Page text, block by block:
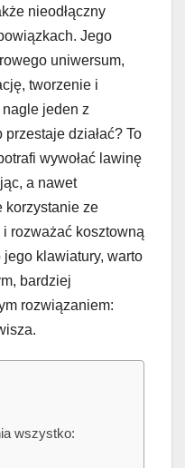
nieodłączny
Jego
uniwersum,
tworzenie i
jeden z
działać? To
wywołać lawinę
a nawet
korzystanie ze
rozważać kosztowną
jego klawiatury, warto
bardziej
rozwiązaniem:
wszystko: